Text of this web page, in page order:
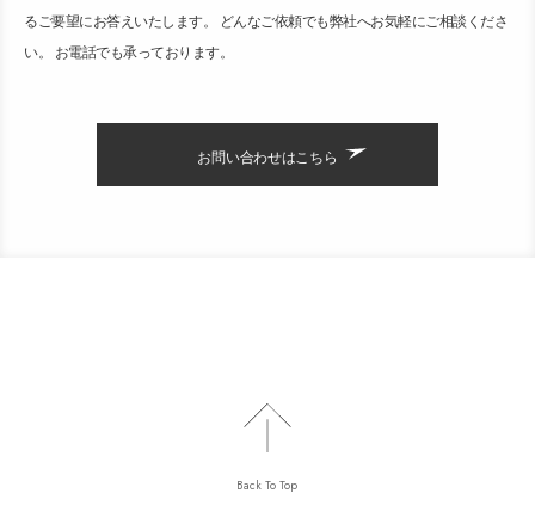
るご要望にお答えいたします。 どんなご依頼でも弊社へお気軽にご相談くださ
い。 お電話でも承っております。
お問い合わせはこちら
Back To Top